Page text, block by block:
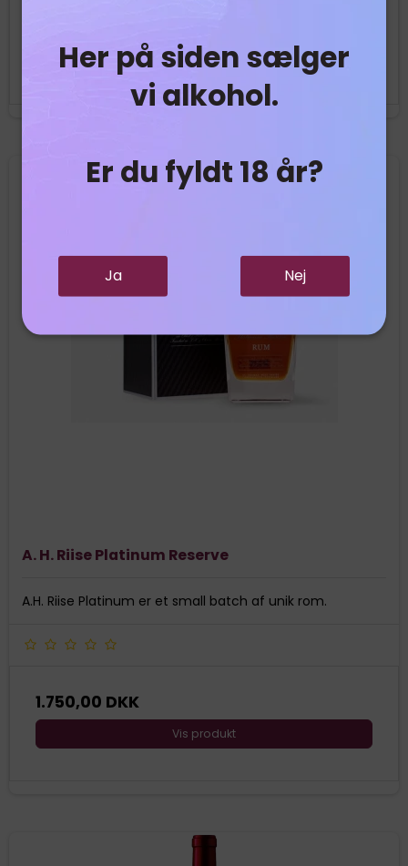
Her på siden sælger
vi alkohol.
Er du fyldt 18 år?
Ja Nej
Vis produkt
A. H. Riise Platinum Reserve
A.H. Riise Platinum er et small batch af unik rom.
1.750,00 DKK
Vis produkt